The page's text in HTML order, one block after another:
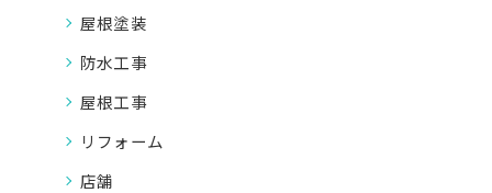
屋根塗装
防水工事
屋根工事
リフォーム
店舗